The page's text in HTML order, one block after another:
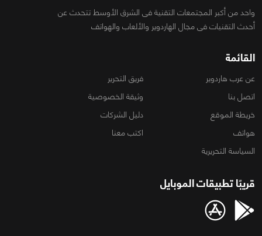
واحد من أكبر المجتمعات التقنية فى الشرق الأوسط تتحدث عن
أحدث التقنيات فى مجال الهاردوير والألعاب والهواتف
القائمة
عن عرب هاردوير
فريق التحرير
اتصل بنا
وثيقة الخصوصية
خريطة الموقع
دليل الشركات
هواتف
اكتب معنا
السياسة التحريرية
قريبًا تطبيقات الموبايل